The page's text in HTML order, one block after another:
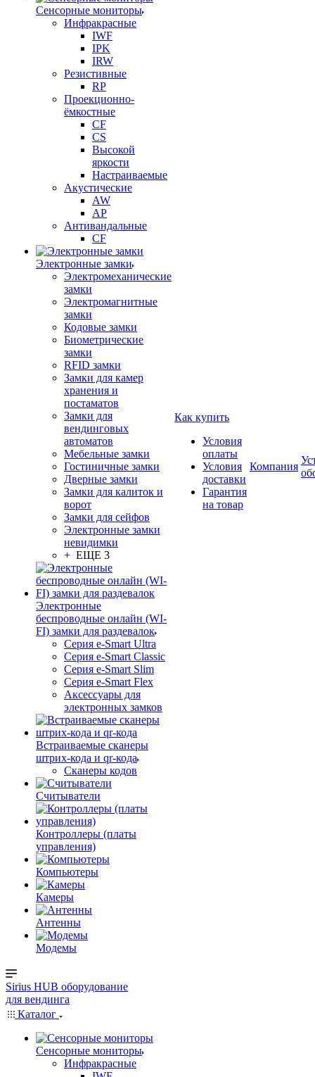
Сенсорные мониторы
Инфракрасные
IWF
IPK
IRW
Резистивные
RP
Проекционно-
ёмкостные
CF
CS
Высокой
яркости
Настраиваемые
Акустические
AW
AP
Антивандальные
CF
Электронные замки
Электромеханические
замки
Электромагнитные
замки
Кодовые замки
Биометрические
замки
RFID замки
Замки для камер
хранения и
постаматов
Замки для
вендинговых
автоматов
Мебельные замки
Гостиничные замки
Дверные замки
Замки для калиток и
ворот
Замки для сейфов
Электронные замки
невидимки
+ ЕЩЕ 3
Электронные
беспроводные онлайн (WI-
FI) замки для раздевалок
Серия e-Smart Ultra
Серия e-Smart Classic
Серия e-Smart Slim
Серия e-Smart Flex
Аксессуары для
электронных замков
Встраиваемые сканеры
штрих-кода и qr-кода
Сканеры кодов
Считыватели
Контроллеры (платы
управления)
Компьютеры
Камеры
Антенны
Модемы
Как купить
Условия
оплаты
Условия
доставки
Гарантия
на товар
Компания
Sirius HUB оборудование
для вендинга
Каталог
Сенсорные мониторы
Инфракрасные